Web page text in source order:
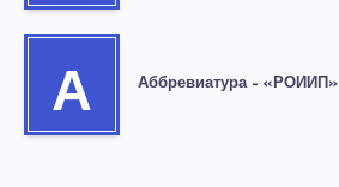
А Аббревиатура – «РОИИП»